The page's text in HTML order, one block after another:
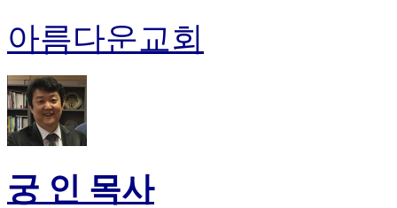
아름다운교회
궁 인 목사